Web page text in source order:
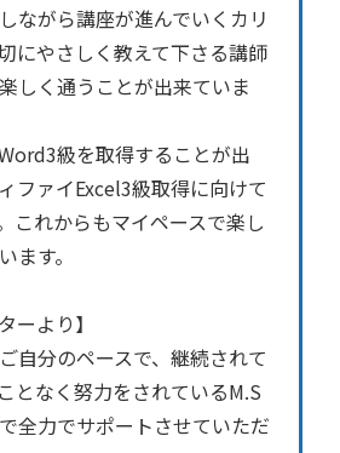
ながら講座が進んでいくカリ
にやさしく教えて下さる講師
しく通うことが出来ていま
級を取得することが出
ファイExcel3級取得に向けて
これからもマイペースで楽し
ます。
ーより】
自分のペースで、継続されて
となく努力をされているM.S
全力でサポートさせていただ